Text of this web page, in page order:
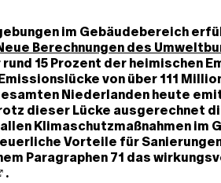
im Gebäudebereich
Berechnungen des
15 Prozent der heimischen
von über 111
Niederlanden heute
dieser Lücke ausgerechnet
Klimaschutzmaßnahmen im
Vorteile für
Paragraphen 71 das
.